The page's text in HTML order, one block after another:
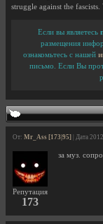
struggle against the
Если вы являетесь
размещения
ознакомьтесь с нашей
письмо. Если Вы
От: Mr_Ass [173|95] | Дата
Репутация
173
за муз.